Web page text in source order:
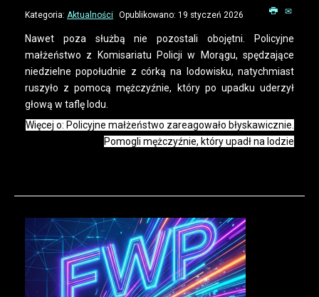
Kategoria: Aktualności Opublikowano: 19 styczeń 2026
Nawet poza służbą nie pozostali obojętni. Policyjne
małżeństwo z Komisariatu Policji w Morągu, spędzające
niedzielne popołudnie z córką na lodowisku, natychmiast
ruszyło z pomocą mężczyźnie, który po upadku uderzył
głową w taflę lodu.
Więcej o: Policyjne małżeństwo zareagowało błyskawicznie.
Pomogli mężczyźnie, który upadł na lodzie